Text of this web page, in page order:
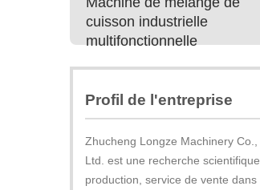
cuisson industrielle
multifonctionnelle
Profil de l'entreprise
Zhucheng Longze Machinery Co.,
Ltd. est une recherche scientifique,
production, service de vente dans